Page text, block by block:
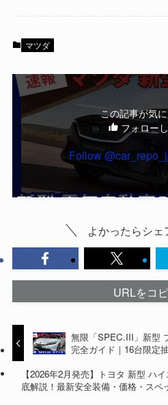
マツダ
この記事が気
フォロー
Follow
よかったらシェ
URLをコ
無限「SPEC.III」新型
完全ガイド｜16台限定
【2026年2月発売】トヨタ 新型 ハ
底解説！最新安全装備・価格・スペ